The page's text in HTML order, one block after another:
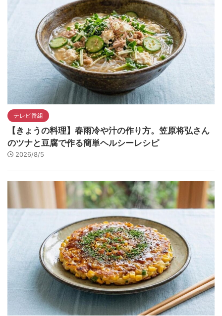
テレビ番組
【きょうの料理】春雨冷や汁の作り方。笠原将弘さん
のツナと豆腐で作る簡単ヘルシーレシピ
2026/8/5